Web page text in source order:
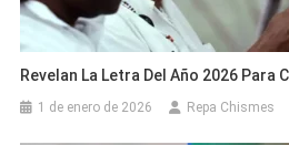
Revelan La Letra Del Año 2026 Para
1 de enero de 2026 Repa Chismes